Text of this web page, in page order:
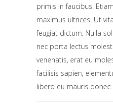
primis in faucibus.
maximus ultrices. Ut
feugiat dictum. Nulla
nec porta lectus
venenatis, erat eu
facilisis sapien,
libero eu mauris donec.